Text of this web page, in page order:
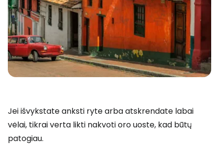
Jei išvykstate anksti ryte arba atskrendate labai
vėlai, tikrai verta likti nakvoti oro uoste, kad būtų
patogiau.